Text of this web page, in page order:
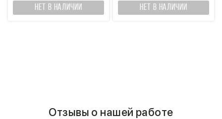
НЕТ В НАЛИЧИИ НЕТ В НАЛИЧИИ
Отзывы о нашей работе